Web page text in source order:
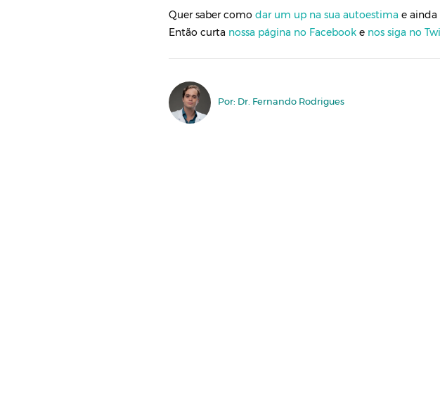
Quer saber comodar um up na sua autoestimae ainda
Então curta nossa página no Facebook e nos siga no
Por: Dr. Fernando Rodrigues